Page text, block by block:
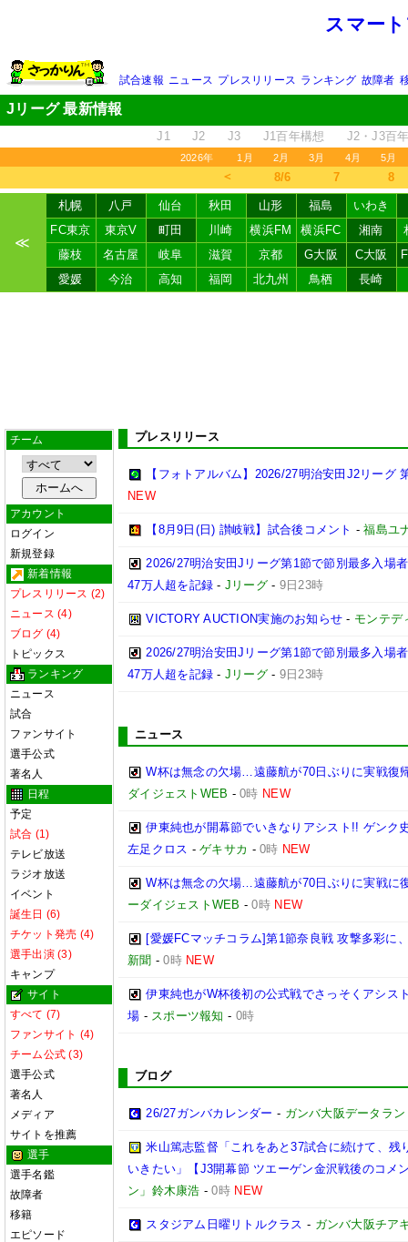
スマー
試合速報 ニュース プレスリリース ランキング 故障者
Jリーグ 最新情報
J1 J2 J3 J1百年構想 J2・J3百
2026年 1月 2月 3月 4月 5月
＜ 8/6 7 8
≪
札幌 八戸 仙台 秋田 山形 福島
いわき
FC東京
東京V 町田 川崎 横浜FM 横浜FC 湘南
藤枝
名古屋 岐阜 滋賀 京都 G大阪 C大阪
愛媛
今治 高知 福岡 北九州 鳥栖 長崎
チーム
アカウント
ログイン
新規登録
新着情報
プレスリリース (2)
ニュース (4)
ブログ (4)
トピックス
ランキング
ニュース
試合
ファンサイト
選手公式
著名人
日程
予定
試合 (1)
テレビ放送
ラジオ放送
イベント
誕生日 (6)
チケット発売 (4)
選手出演 (3)
キャンプ
サイト
すべて (7)
ファンサイト (4)
チーム公式 (3)
選手公式
著名人
メディア
サイトを推薦
選手
選手名鑑
故障者
移籍
エピソード
プレスリリース
【フォトアルバム】2026/27明治安田J2リーグ
NEW
【8月9日(日) 讃岐戦】試合後コメント -福島ユ
2026/27明治安田Jリーグ第1節で節別最多入場
47万人超を記録 - Jリーグ - 9日23時
VICTORY AUCTION実施のお知らせ - モンテデ
2026/27明治安田Jリーグ第1節で節別最多入場
47万人超を記録 - Jリーグ - 9日23時
ニュース
W杯は無念の欠場…遠藤航が70日ぶりに実戦復
ダイジェストWEB -0時 NEW
伊東純也が開幕節でいきなりアシスト!! ゲンク
左足クロス -ゲキサカ -0時 NEW
W杯は無念の欠場…遠藤航が70日ぶりに実戦に
ーダイジェストWEB -0時 NEW
[愛媛FCマッチコラム]第1節奈良戦 攻撃多彩に
新聞 -0時 NEW
伊東純也がW杯後初の公式戦でさっそくアシス
場 - スポーツ報知 - 0時
ブログ
26/27ガンバカレンダー - ガンバ大阪データラ
米山篤志監督「これをあと37試合に続けて、
いきたい」【J3開幕節 ツエーゲン金沢戦後のコメ
ン」鈴木康浩 -0時 NEW
スタジアム日曜リトルクラス - ガンバ大阪チア